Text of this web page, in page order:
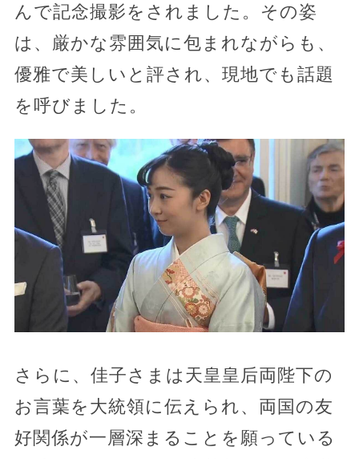
んで記念撮影をされました。その姿
は、厳かな雰囲気に包まれながらも、
優雅で美しいと評され、現地でも話題
を呼びました。
さらに、佳子さまは天皇皇后両陛下の
お言葉を大統領に伝えられ、両国の友
好関係が一層深まることを願っている